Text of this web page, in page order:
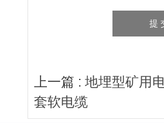
上一篇 : 地埋型矿用
套软电缆